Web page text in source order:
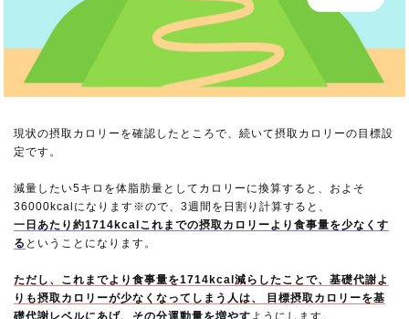
現状の摂取カロリーを確認したところで、続いて摂取カロリーの目標設
定です。
減量したい5キロを体脂肪量としてカロリーに換算すると、およそ
36000kcalになります※ので、3週間を日割り計算すると、
一日あたり約1714kcalこれまでの摂取カロリーより食事量を少なくす
る ということになります。
ただし、これまでより食事量を1714kcal減らしたことで、基礎代謝よ
りも摂取カロリーが少なくなってしまう人は、 目標摂取カロリーを基
礎代謝レベルにあげ、その分運動量を増やすようにします。